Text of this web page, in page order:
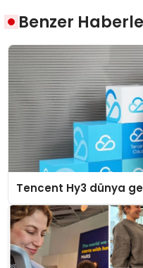
Benzer
Tencent Hy3 dünya